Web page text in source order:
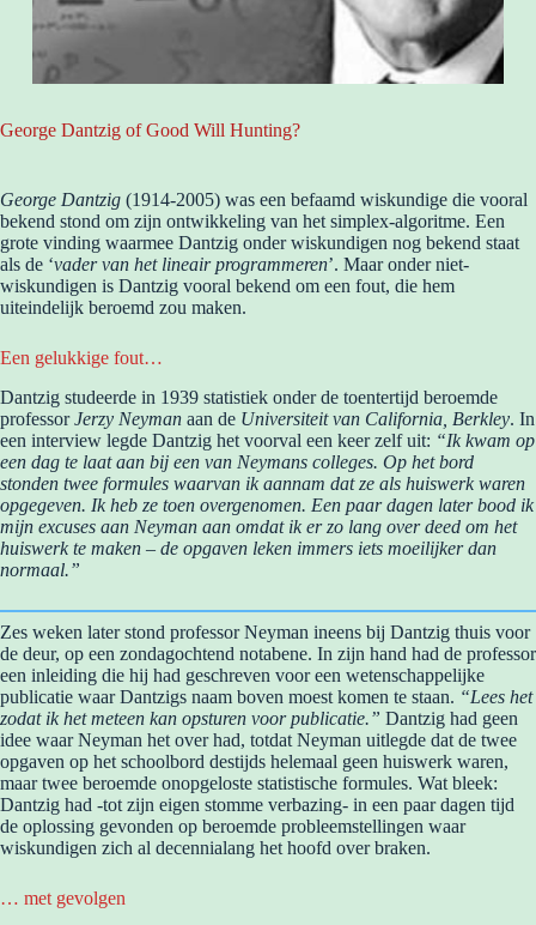
George Dantzig of Good Will Hunting?
George Dantzig (1914-2005) was een befaamd wiskundige die vooral
bekend stond om zijn ontwikkeling van het simplex-algoritme. Een
grote vinding waarmee Dantzig onder wiskundigen nog bekend staat
als de ‘vader van het lineair programmeren’. Maar onder niet-
wiskundigen is Dantzig vooral bekend om een fout, die hem
uiteindelijk beroemd zou maken.
Een gelukkige fout…
Dantzig studeerde in 1939 statistiek onder de toentertijd beroemde
professorJerzy Neyman aan de Universiteit van California, Berkley. In
een interview legde Dantzig het voorval een keer zelf uit: “Ik kwam op
een dag te laat aan bij een van Neymans colleges. Op het bord
stonden twee formules waarvan ik aannam dat ze als huiswerk waren
opgegeven. Ik heb ze toen overgenomen. Een paar dagen later bood ik
mijn excuses aan Neyman aan omdat ik er zo lang over deed om het
huiswerk te maken – de opgaven leken immers iets moeilijker dan
normaal.”
Zes weken later stond professor Neyman ineens bij Dantzig thuis voor
de deur, op een zondagochtend notabene. In zijn hand had de professor
een inleiding die hij had geschreven voor een wetenschappelijke
publicatie waar Dantzigs naam boven moest komen te staan. “Lees het
zodat ik het meteen kan opsturen voor publicatie.” Dantzig had geen
idee waar Neyman het over had, totdat Neyman uitlegde dat de twee
opgaven op het schoolbord destijds helemaal geen huiswerk waren,
maar twee beroemde onopgeloste statistische formules. Wat bleek:
Dantzig had -tot zijn eigen stomme verbazing- in een paar dagen tijd
de oplossing gevonden op beroemde probleemstellingen waar
wiskundigen zich al decennialang het hoofd over braken.
… met gevolgen